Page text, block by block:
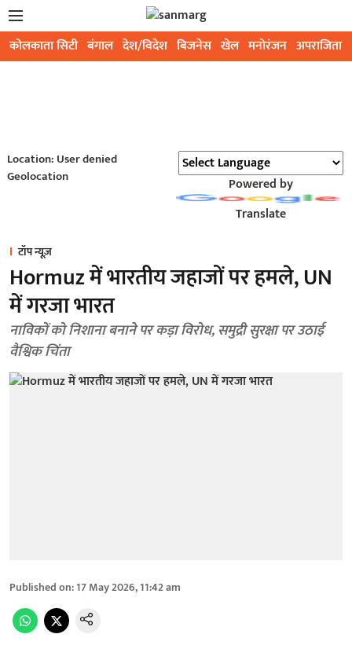
कोलकाता सिटी बंगाल देश/विदेश बिजनेस खेल मनोरंजन अपराजिता
Location: User denied
Geolocation
Powered by
Translate
टॉप न्यूज़
Hormuz में भारतीय जहाजों पर हमले, UN
में गरजा भारत
नाविकों को निशाना बनाने पर कड़ा विरोध, समुद्री सुरक्षा पर उठाई
वैश्विक चिंता
Published on:17 May 2026, 11:42 am